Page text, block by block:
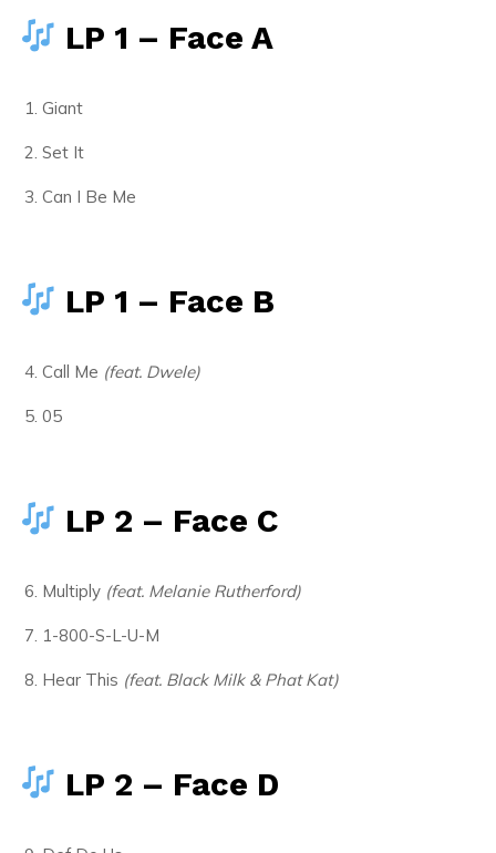
LP 1 – Face A
Giant
Set It
Can I Be Me
LP 1 – Face B
Call Me (feat. Dwele)
05
LP 2 – Face C
Multiply (feat. Melanie Rutherford)
1-800-S-L-U-M
Hear This (feat. Black Milk & Phat Kat)
LP 2 – Face D